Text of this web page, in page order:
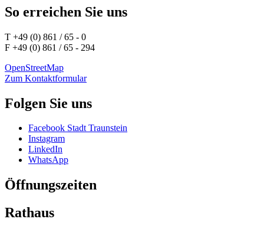
So erreichen Sie uns
T +49 (0) 861 / 65 - 0
F +49 (0) 861 / 65 - 294
OpenStreetMap
Zum Kontaktformular
Folgen Sie uns
Facebook Stadt Traunstein
Instagram
LinkedIn
WhatsApp
Öffnungszeiten
Rathaus